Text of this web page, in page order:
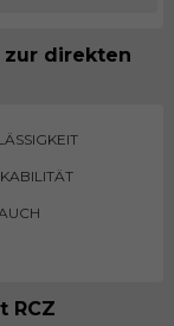
zur direkten
RCZ